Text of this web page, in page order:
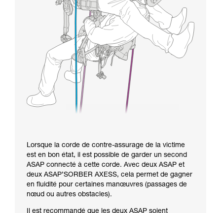
Lorsque la corde de contre-assurage de la victime
est en bon état, il est possible de garder un second
ASAP connecté à cette corde. Avec deux ASAP et
deux ASAP’SORBER AXESS, cela permet de gagner
en fluidité pour certaines manœuvres (passages de
nœud ou autres obstacles).